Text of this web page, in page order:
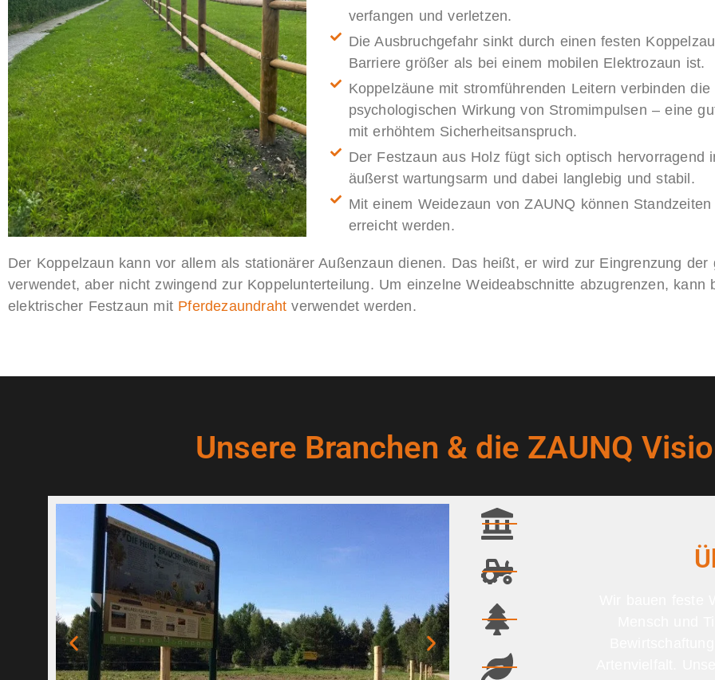
verfangen und verletzen.
Die Ausbruchgefahr sinkt durch einen festen
Barriere größer als bei einem mobilen Elektrozaun ist.
Koppelzäune mit stromführenden Leitern verbinden
psychologischen Wirkung von Stromimpulsen – eine
mit erhöhtem Sicherheitsanspruch.
Der Festzaun aus Holz fügt sich optisch hervorragend
äußerst wartungsarm und dabei langlebig und stabil.
Mit einem Weidezaun von ZAUNQ können
erreicht werden.
Der Koppelzaun kann vor allem als stationärer Außenzaun dienen. Das heißt, er wird zur Eingrenzung der
verwendet, aber nicht zwingend zur Koppelunterteilung. Um einzelne Weideabschnitte abzugrenzen, kann
elektrischer Festzaun mit Pferdezaundraht verwendet werden.
Unsere Branchen & die ZAUNQ